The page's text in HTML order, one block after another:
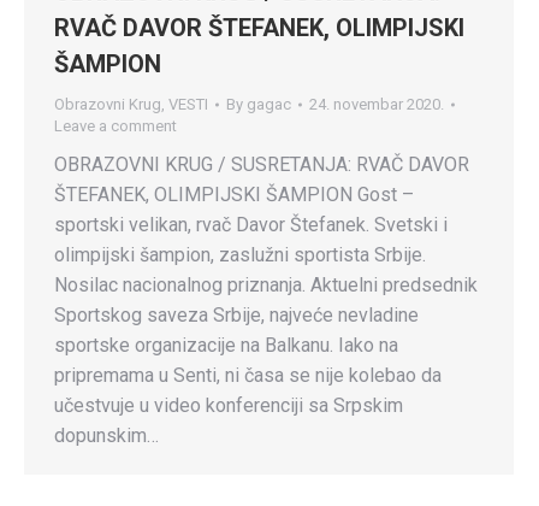
RVAČ DAVOR ŠTEFANEK, OLIMPIJSKI
ŠAMPION
Obrazovni Krug VESTI By gagac
24. novembar 2020.
Leave a comment
OBRAZOVNI KRUG / SUSRETANJA: RVAČ DAVOR
ŠTEFANEK, OLIMPIJSKI ŠAMPION Gost –
sportski velikan, rvač Davor Štefanek. Svetski i
olimpijski šampion, zaslužni sportista Srbije.
Nosilac nacionalnog priznanja. Aktuelni predsednik
Sportskog saveza Srbije, najveće nevladine
sportske organizacije na Balkanu. Iako na
pripremama u Senti, ni časa se nije kolebao da
učestvuje u video konferenciji sa Srpskim
dopunskim…